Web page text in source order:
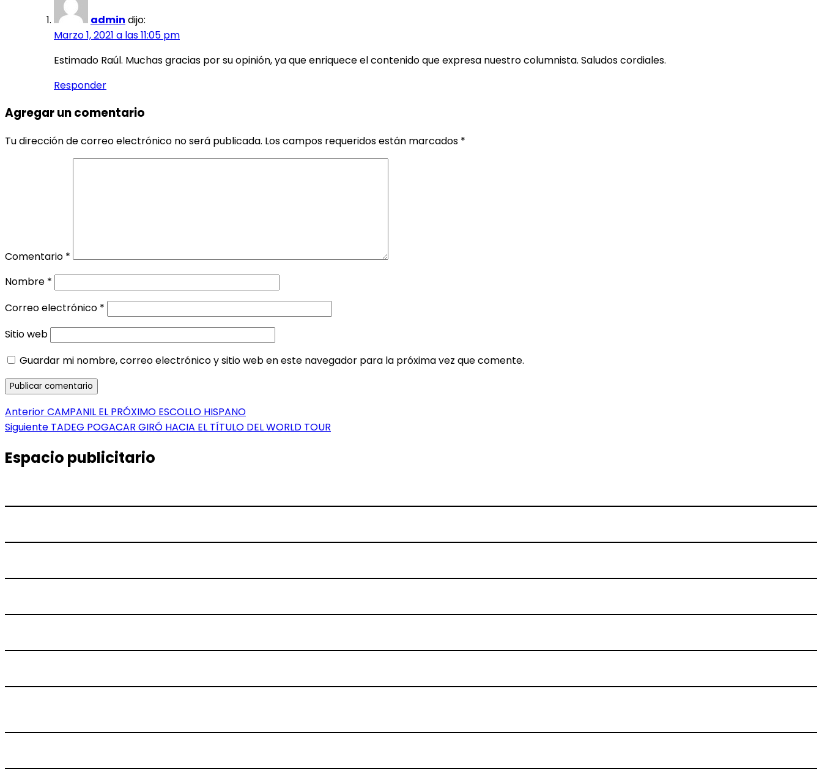
admin dijo:
Marzo 1, 2021 a las 11:05 pm
Estimado Raúl. Muchas gracias por su opinión, ya que enriquece el contenido que expresa nuestro columnista. Saludos cordiales.
Responder
Agregar un comentario
Tu dirección de correo electrónico no será publicada. Los campos requeridos están marcados *
Comentario *
Nombre *
Correo electrónico *
Sitio web
Guardar mi nombre, correo electrónico y sitio web en este navegador para la próxima vez que comente.
Navegación
de
entradas
AnteriorEntrada
anterior:
CAMPANIL EL PRÓXIMO ESCOLLO HISPANO
Siguiente Entrada
TADEG POGACAR GIRÓ HACIA EL TÍTULO DEL WORLD TOUR
Espacio publicitario